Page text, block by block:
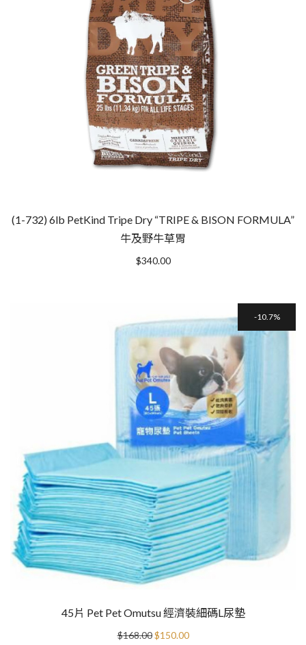
(1-732) 6lb PetKind Tripe Dry “TRIPE & BISON FORMULA”
牛及野牛草胃
$340.00
10.7%
45片 Pet Pet Omutsu 經濟裝細碼L尿墊
$168.00 Original
$150.00Current